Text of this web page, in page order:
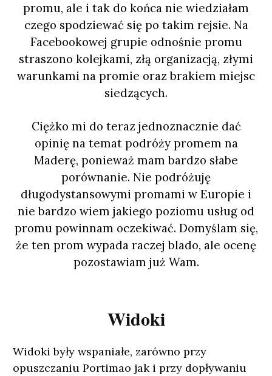
promu, ale i tak do końca nie wiedziałam
czego spodziewać się po takim rejsie. Na
Facebookowej grupie odnośnie promu
straszono kolejkami, złą organizacją, złymi
warunkami na promie oraz brakiem miejsc
siedzących.
Ciężko mi do teraz jednoznacznie dać
opinię na temat podróży promem na
Maderę, ponieważ mam bardzo słabe
porównanie. Nie podróżuję
długodystansowymi promami w Europie i
nie bardzo wiem jakiego poziomu usług od
promu powinnam oczekiwać. Domyślam się,
że ten prom wypada raczej blado, ale ocenę
pozostawiam już Wam.
Widoki
Widoki były wspaniałe, zarówno przy
opuszczaniu Portimao jak i przy dopływaniu